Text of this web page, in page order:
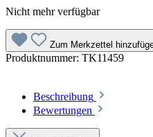
Nicht mehr verfügbar
Zum Merkzettel
Produktnummer: TK11459
Beschreibung
Bewertungen